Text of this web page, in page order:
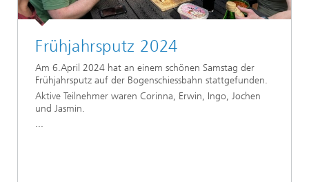
Frühjahrsputz 2024
Am 6.April 2024 hat an einem schönen Samstag der
Frühjahrsputz auf der Bogenschiessbahn stattgefunden.
Aktive Teilnehmer waren Corinna, Erwin, Ingo, Jochen
und Jasmin.
...